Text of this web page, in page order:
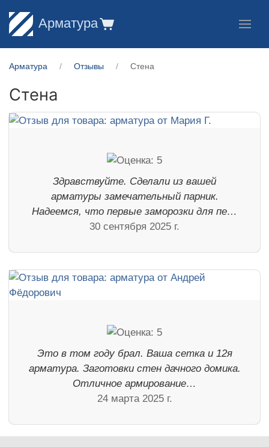
Арматура
Арматура Отзывы Стена
Стена
Здравствуйте. Сделали из вашей
арматуры замечательный парник.
Надеемся, что первые заморозки для пе…
30 сентября 2025 г.
Это в том году брал. Ваша сетка и 12я
арматура. Заготовки стен дачного домика.
Отличное армирование…
24 марта 2025 г.